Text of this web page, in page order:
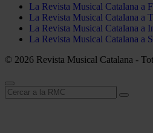
La Revista Musical Catalana a
La Revista Musical Catalana a
La Revista Musical Catalana a
La Revista Musical Catalana a
© 2026 Revista Musical Catalana -
Cerca